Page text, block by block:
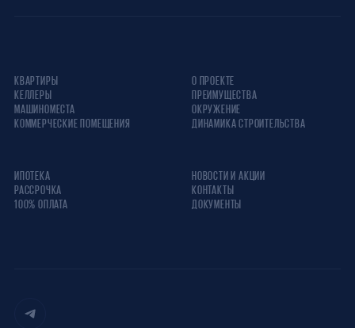
КВАРТИРЫ
КЕЛЛЕРЫ
МАШИНОМЕСТА
КОММЕРЧЕСКИЕ ПОМЕЩЕНИЯ
О ПРОЕКТЕ
ПРЕИМУЩЕСТВА
ОКРУЖЕНИЕ
ДИНАМИКА СТРОИТЕЛЬСТВА
ИПОТЕКА
РАССРОЧКА
100% ОПЛАТА
НОВОСТИ И АКЦИИ
КОНТАКТЫ
ДОКУМЕНТЫ